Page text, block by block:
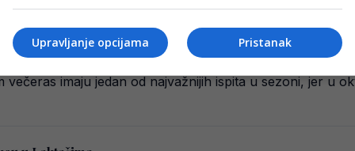
meč u ABA ligi, evo gdje gledati meč
večeras imaju jedan od najvažnijih ispita u sezoni, jer u
Pristanak
Upravljanje opcijama